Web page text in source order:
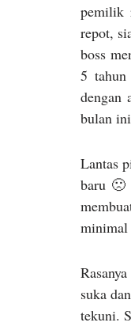
pemilik
repot,
boss
5
dengan
bulan
Lantas
baru 🙁
minimal
suka
tekuni.